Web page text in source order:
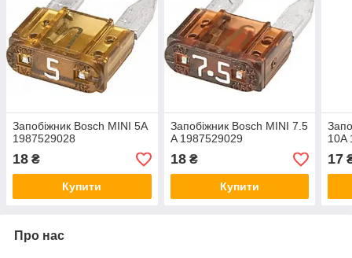
Запобіжник Bosch MINI 5A
1987529028
18 ₴
Купити
Запобіжник Bosch MINI 7.5
A 1987529029
18₴
Купити
10A
17
Про нас